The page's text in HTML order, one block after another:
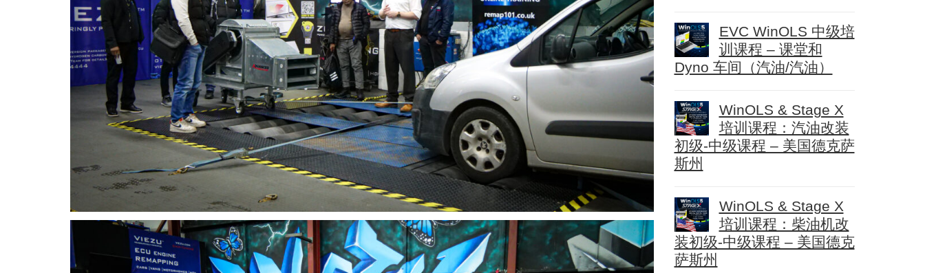
EVC WinOLS 中级培
训课程 – 课堂和
Dyno 车间（汽油/汽油）
WinOLS & Stage X
培训课程：汽油改装
初级-中级课程 – 美国德克萨
斯州
WinOLS & Stage X
培训课程：柴油机改
装初级-中级课程 – 美国德克
萨斯州